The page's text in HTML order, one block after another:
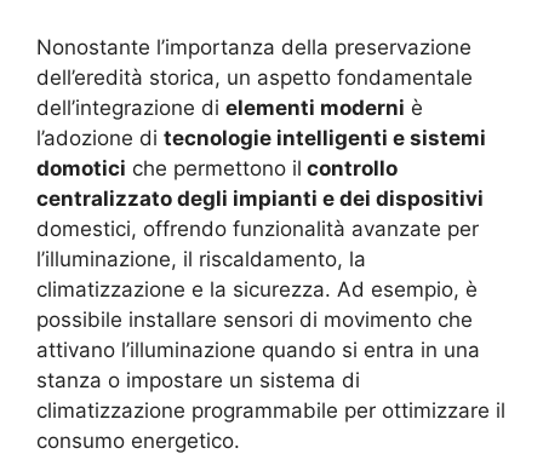
Nonostante l’importanza della preservazione
dell’eredità storica, un aspetto fondamentale
dell’integrazione di elementi moderni è
l’adozione di tecnologie intelligenti e sistemi
domotici che permettono il controllo
centralizzato degli impianti e dei dispositivi
domestici, offrendo funzionalità avanzate per
l’illuminazione, il riscaldamento, la
climatizzazione e la sicurezza. Ad esempio, è
possibile installare sensori di movimento che
attivano l’illuminazione quando si entra in una
stanza o impostare un sistema di
climatizzazione programmabile per ottimizzare il
consumo energetico.